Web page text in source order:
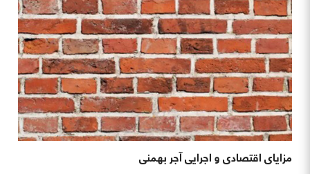
مزایای اقتصادی و اجرایی آجر بهمنی